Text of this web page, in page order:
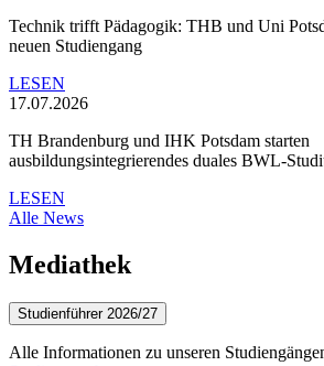
Technik trifft Pädagogik: THB und Uni
neuen Studiengang
LESEN
17.07.2026
TH Brandenburg und IHK Potsdam starten
ausbildungsintegrierendes duales BWL-
LESEN
Alle News
Mediathek
Studienführer 2026/27
Alle Informationen zu unseren